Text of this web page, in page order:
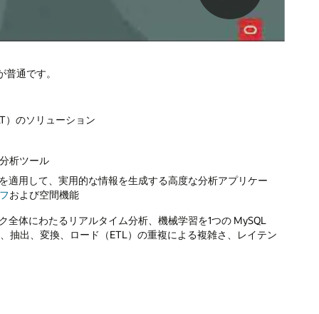
通です。
）のソリューション
析ツール
適用して、実用的な情報を生成する高度な分析アプリケー
および空間機能
体にわたるリアルタイム分析、機械学習を1つの MySQL
抽出、変換、ロード（ETL）の重複による複雑さ、レイテン